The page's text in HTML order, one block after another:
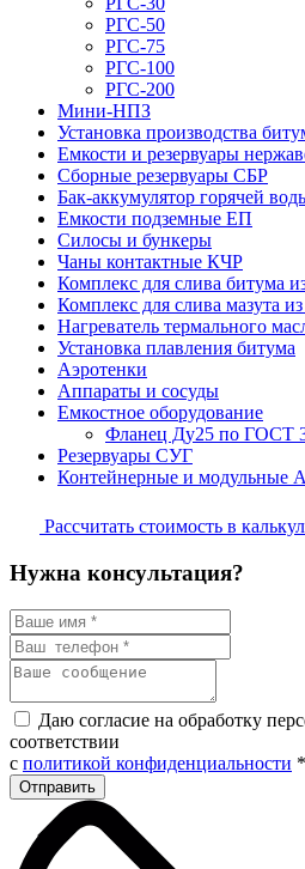
РГС-50
РГС-75
РГС-100
РГС-200
Мини-НПЗ
Установка производства
Емкости и резервуары
Сборные резервуары СБР
Бак-аккумулятор горячей
Емкости подземные ЕП
Силосы и бункеры
Чаны контактные КЧР
Комплекс для слива битума
Комплекс для слива мазута
Нагреватель термального
Установка плавления битума
Аэротенки
Аппараты и сосуды
Емкостное оборудование
Фланец Ду25 по ГОСТ
Резервуары СУГ
Контейнерные и модульные
Рассчитать стоимость в
Нужна консультация?
Даю согласие на обработку
соответствии
с политикой конфиденциальности *